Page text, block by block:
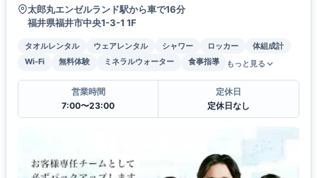
太郎丸エンゼルランド駅から車で16分
福井県福井市中央1-3-1 1F
タオルレンタル ウェアレンタル シャワー ロッカー
体組成計
Wi-Fi
無料体験 ミネラルウォーター 食事指導 もっと見る
営業時間
7:00〜23:00
定休日
定休日なし